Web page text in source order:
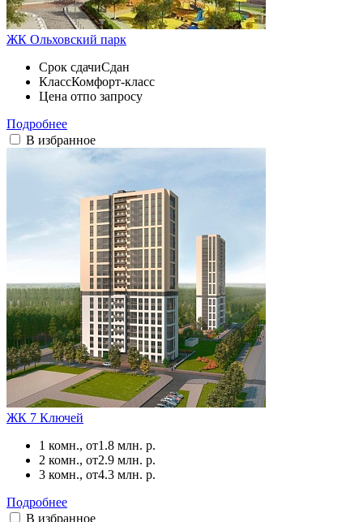
ЖК Ольховский парк
Срок сдачиСдан
КлассКомфорт-класс
Цена отпо запросу
Подробнее
В избранное
ЖК 7 Ключей
1 комн., от1.8 млн. р.
2 комн., от2.9 млн. р.
3 комн., от4.3 млн. р.
Подробнее
В избранное